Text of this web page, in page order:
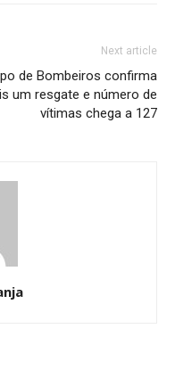
Next article
de Bombeiros confirma
um resgate e número de
vítimas chega a 127